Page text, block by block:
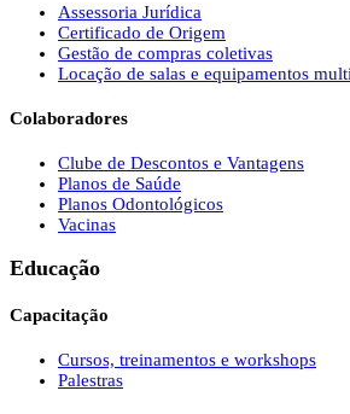
Assessoria Jurídica
Certificado de Origem
Gestão de compras coletivas
Locação de salas e equipamentos
Colaboradores
Clube de Descontos e Vantagens
Planos de Saúde
Planos Odontológicos
Vacinas
Educação
Capacitação
Cursos, treinamentos e workshops
Palestras